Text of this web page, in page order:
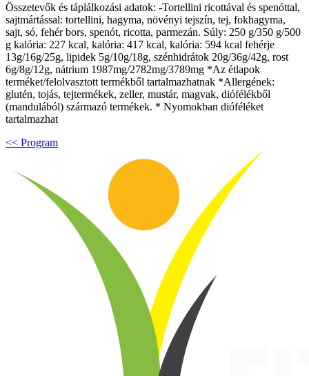
Összetevők és táplálkozási adatok: -Tortellini ricottával és spenóttal,
sajtmártással: tortellini, hagyma, növényi tejszín, tej, fokhagyma,
sajt, só, fehér bors, spenót, ricotta, parmezán. Súly: 250 g/350 g/500
g kalória: 227 kcal, kalória: 417 kcal, kalória: 594 kcal fehérje
13g/16g/25g, lipidek 5g/10g/18g, szénhidrátok 20g/36g/42g, rost
6g/8g/12g, nátrium 1987mg/2782mg/3789mg *Az étlapok
terméket/felolvasztott termékből tartalmazhatnak *Allergének:
glutén, tojás, tejtermékek, zeller, mustár, magvak, diófélékből
(mandulából) származó termékek. * Nyomokban dióféléket
tartalmazhat
<< Program